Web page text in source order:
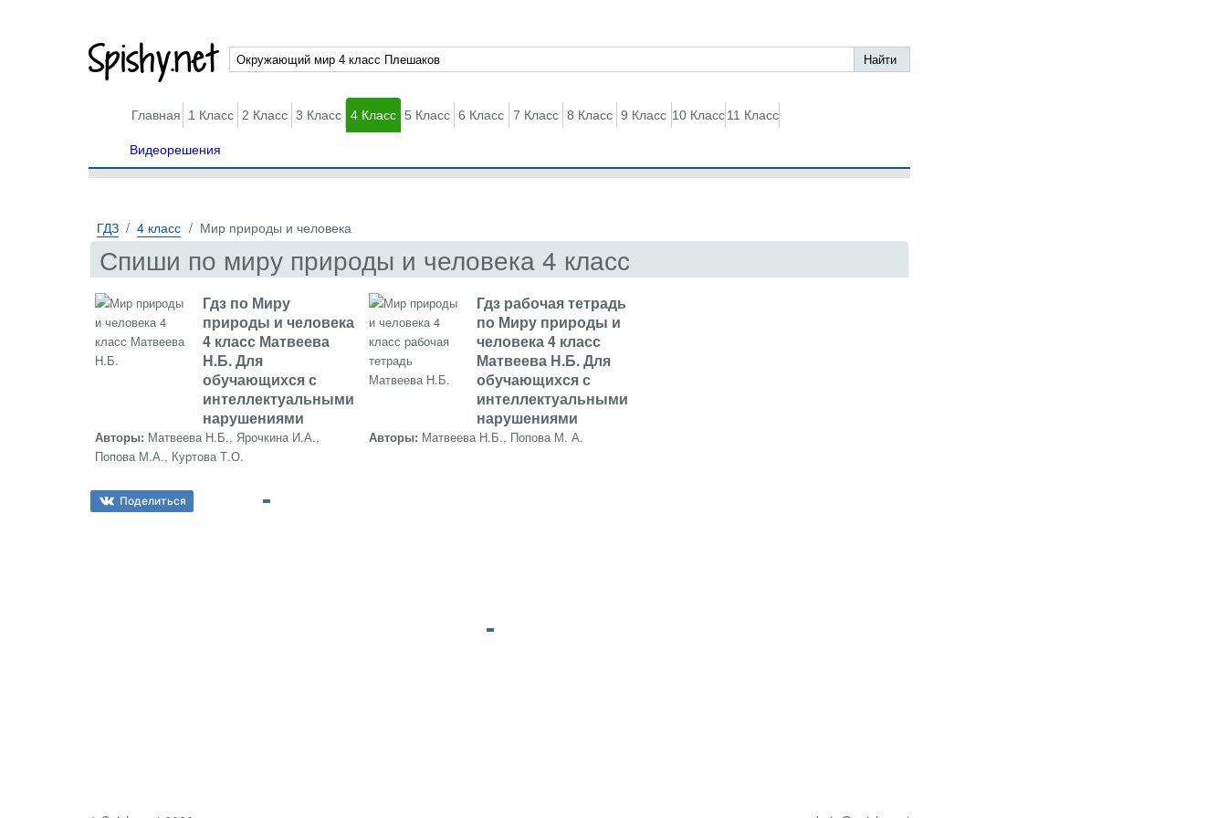
Spishy.net
Главная 1 Класс 2 Класс 3 Класс 4 Класс 5 Класс 6 Класс 7 Класс 8 Класс 9 Класс 10 Класс 11 Класс
Видеорешения
ГДЗ 4 класс Мир природы и человека
Спиши по миру природы и человека 4 класс
Гдз по Миру
природы и человека
4 класс Матвеева
Н.Б. Для
обучающихся с
интеллектуальными
нарушениями
Авторы: Матвеева Н.Б., Ярочкина И.А.,
Попова М.А., Куртова Т.О.
Гдз рабочая тетрадь
по Миру природы и
человека 4 класс
Матвеева Н.Б. Для
обучающихся с
интеллектуальными
нарушениями
Авторы: Матвеева Н.Б., Попова М. А.
Поделиться